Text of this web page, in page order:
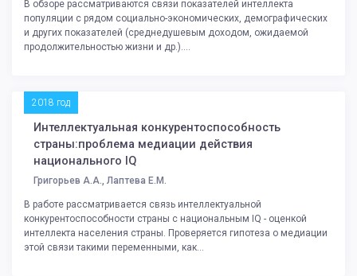
В обзоре рассматриваются связи показателей интеллекта
популяции с рядом социально-экономических, демографических
и других показателей (среднедушевым доходом, ожидаемой
продолжительностью жизни и др.)....
2018 год
Интеллектуальная конкурентоспособность
страны:проблема медиации действия
национального IQ
Григорьев А.А., Лаптева Е.М.
В работе рассматривается связь интеллектуальной
конкурентоспособности страны с национальным IQ - оценкой
интеллекта населения страны. Проверяется гипотеза о медиации
этой связи такими переменными, как...